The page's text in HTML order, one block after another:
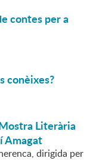
contes per a
conèixes?
Literària
Amagat
dirigida per